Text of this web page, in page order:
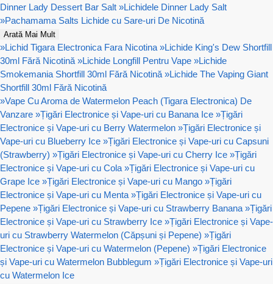
Dinner Lady Dessert Bar Salt »Lichidele Dinner Lady Salt
»Pachamama Salts Lichide cu Sare-uri De Nicotină
Arată Mai Mult
»Lichid Tigara Electronica Fara Nicotina »Lichide King's Dew Shortfill
30ml Fără Nicotină »Lichide Longfill Pentru Vape »Lichide
Smokemania Shortfill 30ml Fără Nicotină »Lichide The Vaping Giant
Shortfill 30ml Fără Nicotină
»Vape Cu Aroma de Watermelon Peach (Tigara Electronica) De
Vanzare »Țigări Electronice și Vape-uri cu Banana Ice »Țigări
Electronice și Vape-uri cu Berry Watermelon »Țigări Electronice și
Vape-uri cu Blueberry Ice »Țigări Electronice și Vape-uri cu Capsuni
(Strawberry) »Țigări Electronice și Vape-uri cu Cherry Ice »Țigări
Electronice și Vape-uri cu Cola »Țigări Electronice și Vape-uri cu
Grape Ice »Țigări Electronice și Vape-uri cu Mango »Țigări
Electronice și Vape-uri cu Menta »Țigări Electronice și Vape-uri cu
Pepene »Țigări Electronice și Vape-uri cu Strawberry Banana »Țigări
Electronice și Vape-uri cu Strawberry Ice »Țigări Electronice și Vape-
uri cu Strawberry Watermelon (Căpșuni și Pepene) »Țigări
Electronice și Vape-uri cu Watermelon (Pepene) »Țigări Electronice
și Vape-uri cu Watermelon Bubblegum »Țigări Electronice și Vape-uri
cu Watermelon Ice